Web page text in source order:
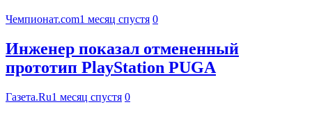
Чемпионат.com1 месяц спустя 0
Инженер показал отмененный
прототип PlayStation PUGA
Газета.Ru1 месяц спустя 0